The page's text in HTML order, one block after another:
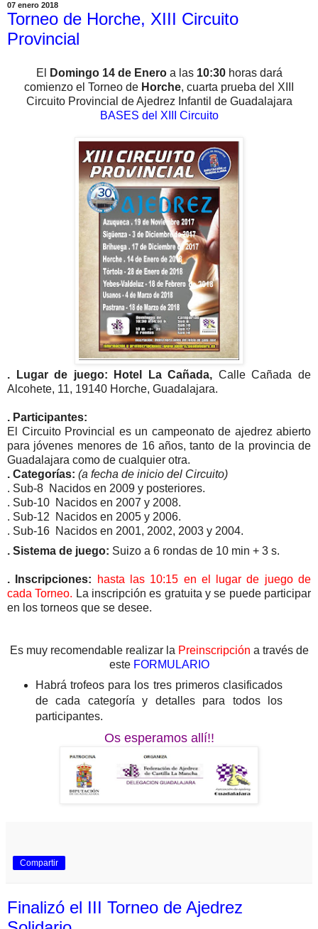
07 enero 2018
Torneo de Horche, XIII Circuito
Provincial
El Domingo 14 de Eneroa las 10:30horas dará
comienzo el Torneo de Horche, cuarta prueba del XIII
Circuito Provincial de Ajedrez Infantil de Guadalajara
BASES del XIII Circuito
. Lugar de juego: Hotel La Cañada, Calle Cañada de
Alcohete, 11, 19140 Horche, Guadalajara.
. Participantes:
El Circuito Provincial es un campeonato de ajedrez abierto
para jóvenes menores de 16 años, tanto de la provincia de
Guadalajara como de cualquier otra.
. Categorías: (a fecha de inicio del Circuito)
. Sub-8 Nacidos en 2009 y posteriores.
. Sub-10 Nacidos en 2007 y 2008.
. Sub-12
Nacidos en 2005 y 2006.
. Sub-16 Nacidos en 2001, 2002, 2003 y 2004.
. Sistema de juego: Suizo a 6 rondas de 10 min + 3 s.
. Inscripciones:
hasta las 10:15 en el lugar de juego de
cada Torneo. La inscripción es gratuita y se puede participar
en los torneos que se desee.
Es muy recomendable realizar la Preinscripción a través de
este FORMULARIO
Habrá trofeos para los tres primeros clasificados
de cada categoría y detalles para todos los
participantes.
Os esperamos allí!!
Compartir
Finalizó el III Torneo de Ajedrez